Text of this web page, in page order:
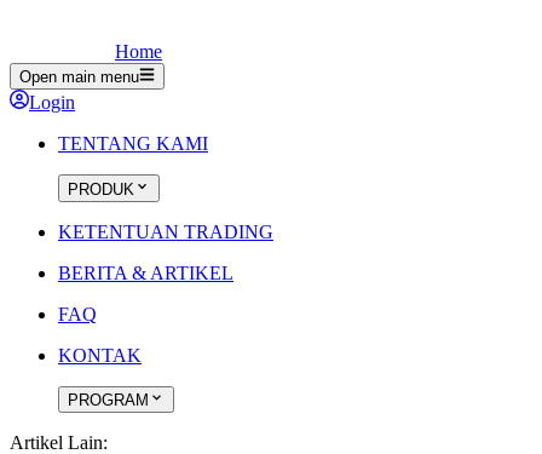
Home
Open main menu
Login
TENTANG KAMI
PRODUK
KETENTUAN TRADING
BERITA & ARTIKEL
FAQ
KONTAK
PROGRAM
Artikel Lain: